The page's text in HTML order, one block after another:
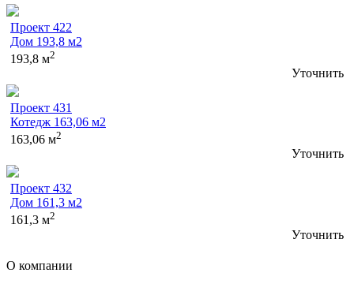
Проект 422
Дом 193,8 м2
193,8 м2
Уточнить
Проект 431
Котедж 163,06 м2
163,06 м2
Уточнить
Проект 432
Дом 161,3 м2
161,3 м2
Уточнить
О компании